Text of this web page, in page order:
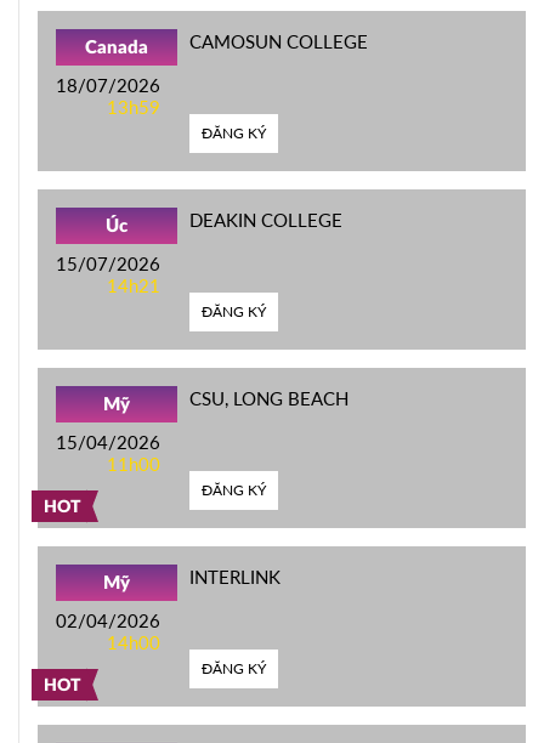
Canada
18/07/2026
13h59
CAMOSUN COLLEGE
ĐĂNG KÝ
Úc
15/07/2026
14h21
DEAKIN COLLEGE
ĐĂNG KÝ
HOT
Mỹ
15/04/2026
11h00
CSU, LONG BEACH
ĐĂNG KÝ
HOT
Mỹ
02/04/2026
14h00
INTERLINK
ĐĂNG KÝ